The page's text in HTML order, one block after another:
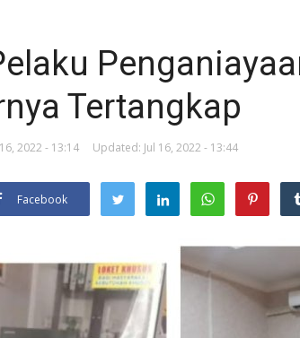
Tertangkap
2022 - 13:14 Updated: Jul 16, 2022 - 13:44
Facebook